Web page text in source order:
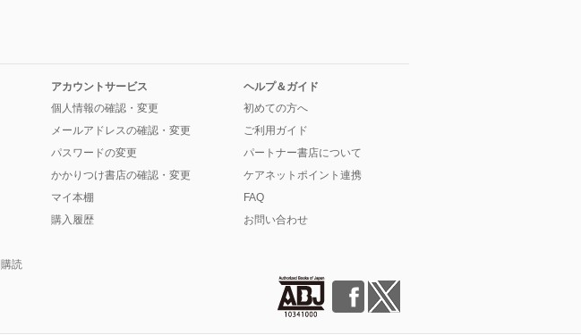
読
アカウントサービス
個人情報の確認・変更
メールアドレスの確認・変更
パスワードの変更
かかりつけ書店の確認・変更
マイ本棚
購入履歴
ヘルプ＆ガイド
初めての方へ
ご利用ガイド
パートナー書店について
ケアネットポイント連携
FAQ
お問い合わせ